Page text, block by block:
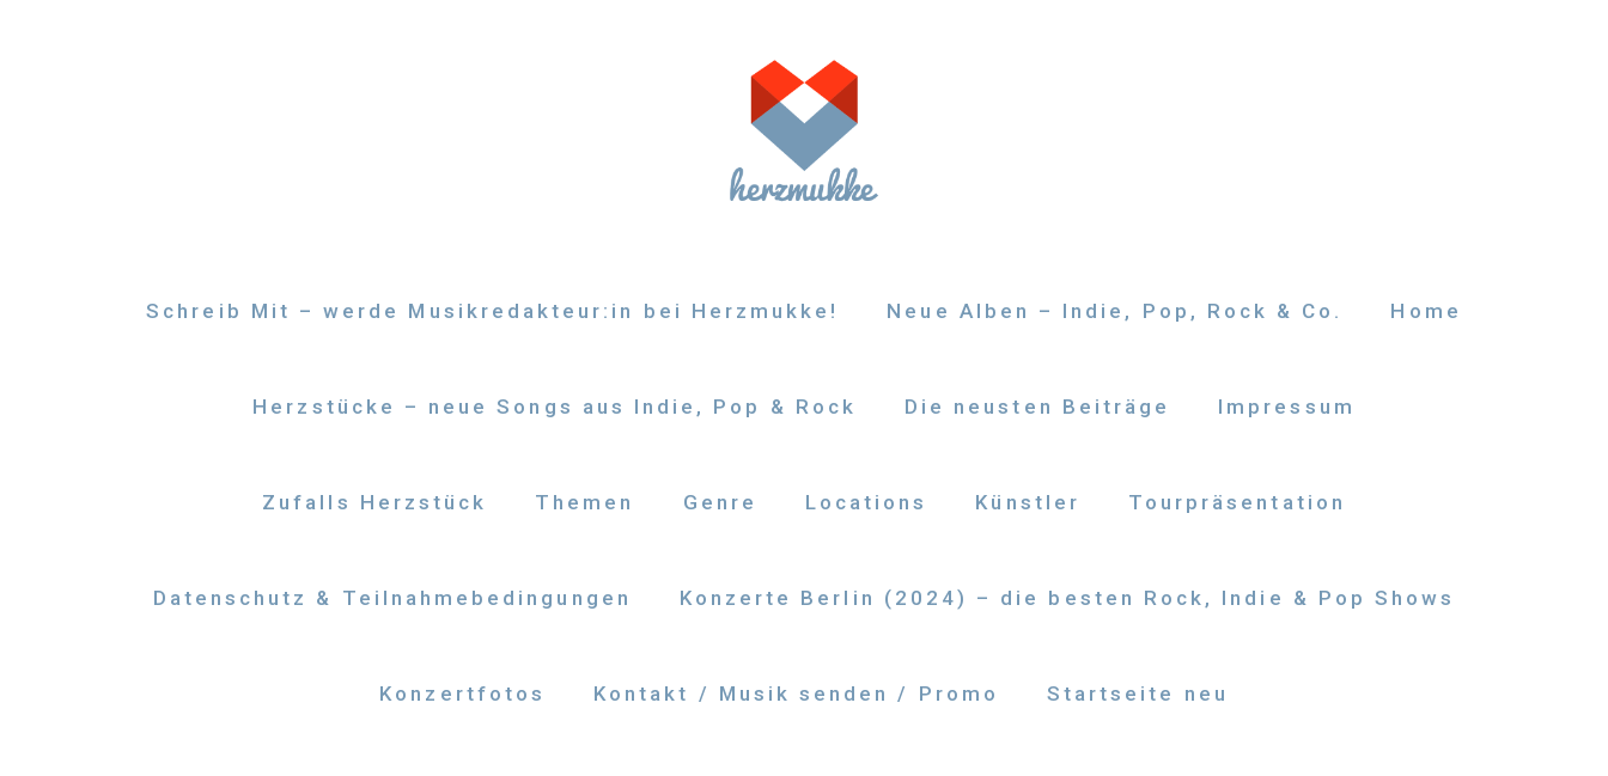
Schreib Mit – werde Musikredakteur:in bei Herzmukke! Neue Alben – Indie, Pop, Rock & Co. Home
Herzstücke – neue Songs aus Indie, Pop & Rock Die neusten Beiträge Impressum
Zufalls Herzstück Themen Genre Locations Künstler Tourpräsentation
Datenschutz & Teilnahmebedingungen Konzerte Berlin (2024) – die besten Rock, Indie & Pop Shows
Konzertfotos Kontakt / Musik senden / Promo Startseite neu